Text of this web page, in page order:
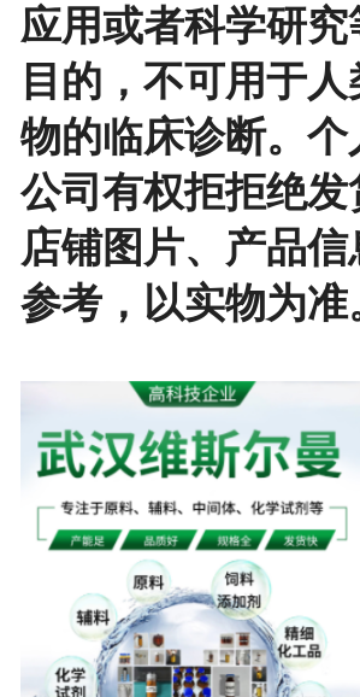
应用或者科学研究
目的，不可用于
物的临床诊断。个
公司有权拒拒绝发
店铺图片、产品
参考，以实物为准